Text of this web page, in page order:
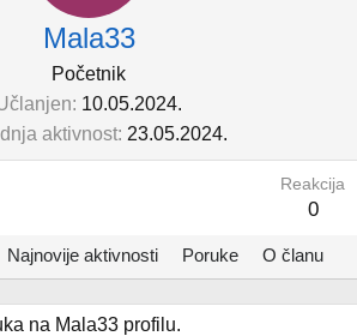
Mala33
Početnik
10.05.2024.
aktivnost 23.05.2024.
Reakcija
0
Najnovije aktivnosti Poruke O članu
na Mala33 profilu.